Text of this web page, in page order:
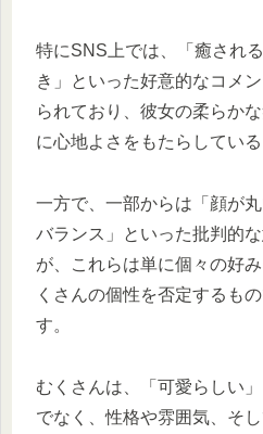
特にSNS上では、「癒され
き」といった好意的なコメ
られており、彼女の柔らか
に心地よさをもたらしてい
一方で、一部からは「顔が
バランス」といった批判的
が、これらは単に個々の好
くさんの個性を否定するも
す。
むくさんは、「可愛らしい
でなく、性格や雰囲気、そ